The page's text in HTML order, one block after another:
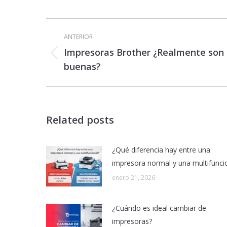
Navegación
entre
publicaciones
ANTERIOR
Publicación
anterior:
Impresoras Brother ¿Realmente son
buenas?
Related posts
¿Qué diferencia hay entre una
impresora normal y una
enero 21, 2026
¿Cuándo es ideal cambiar de
impresoras?